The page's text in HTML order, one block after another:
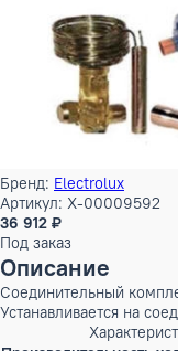
Комплект
Комплект
Бренд:Electrolux
Артикул: X-00009592